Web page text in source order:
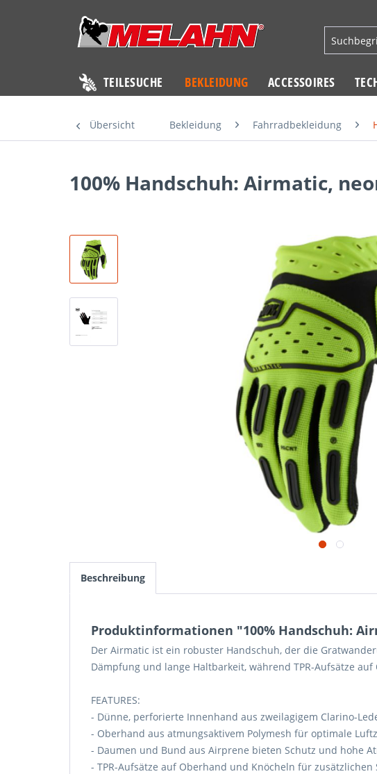
TEILESUCHE BEKLEIDUNG ACCESSOIRES
Übersicht Bekleidung Fahrradbekleidung
100% Handschuh: Airmatic,
Beschreibung
Produktinformationen "100% Handschuh:
Der Airmatic ist ein robuster Handschuh, der die
Dämpfung und lange Haltbarkeit, während TPR-Aufsätze
FEATURES:
- Dünne, perforierte Innenhand aus zweilagigem Clarino-
- Oberhand aus atmungsaktivem Polymesh für optimale
- Daumen und Bund aus Airprene bieten Schutz und hohe
- TPR-Aufsätze auf Oberhand und Knöcheln für zusätzlichen